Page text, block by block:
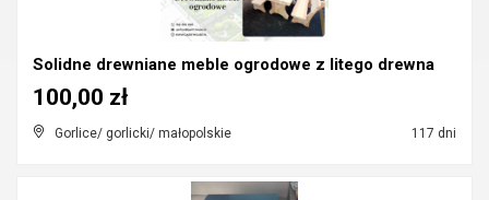
Solidne drewniane meble ogrodowe z litego drewna
Gorlice/ gorlicki/ małopolskie 117 dni
100,00 zł